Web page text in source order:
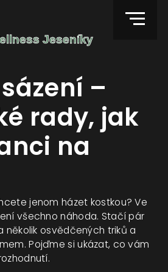
–
rady, jak
na
jenom házet kostkou? Ve
všechno náhoda. Stačí pár
několik osvědčených triků a
Pojďme si ukázat, co vám